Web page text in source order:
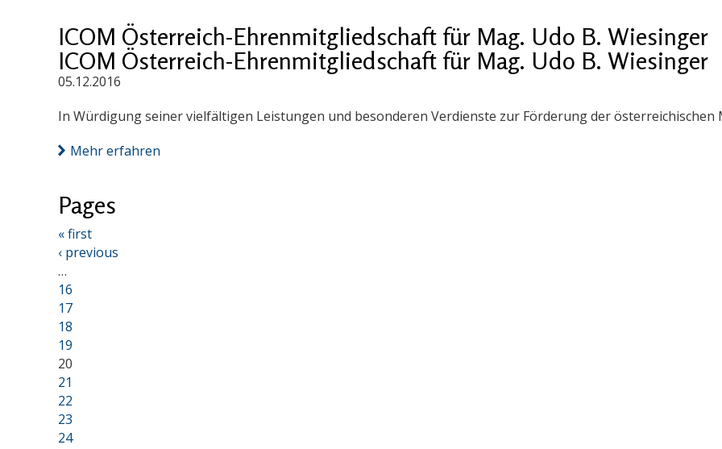
ICOM Österreich-Ehrenmitgliedschaft für Mag. Udo B. Wiesinger
ICOM Österreich-Ehrenmitgliedschaft für Mag. Udo B. Wiesinger
05.12.2016
In Würdigung seiner vielfältigen Leistungen und besonderen Verdienste zur Förderung der österreichischen
Mehr erfahren
Pages
« first
‹ previous
…
16
17
18
19
20
21
22
23
24